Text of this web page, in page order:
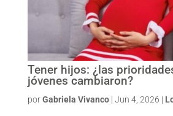
Tener hijos: ¿las
jóvenes cambiaron?
porGabriela Vivanco| Jun 4, 2026 |